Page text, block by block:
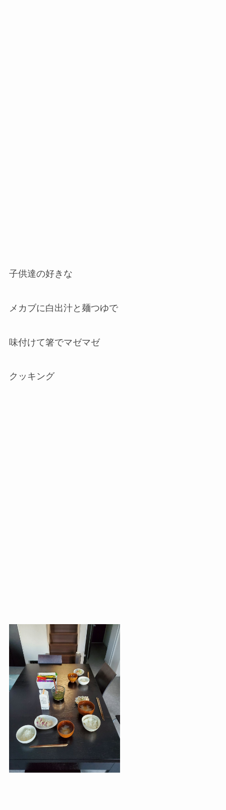
子供達の好きな
メカブに白出汁と麺つゆで
味付けて箸でマゼマゼ
クッキング